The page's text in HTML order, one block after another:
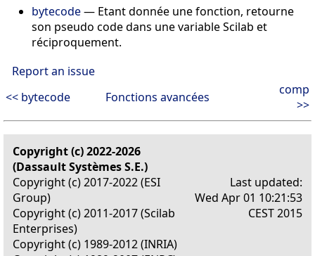
bytecode— Etant donnée une fonction, retourne
son pseudo code dans une variable Scilab et
réciproquement.
Report an issue
<< bytecode
Fonctions avancées
comp
>>
Copyright (c) 2022-2026
(Dassault Systèmes S.E.)
Copyright (c) 2017-2022 (ESI
Group)
Copyright (c) 2011-2017 (Scilab
Enterprises)
Copyright (c) 1989-2012 (INRIA)
Last updated:
Wed Apr 01 10:21:53
CEST 2015